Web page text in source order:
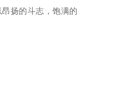
扬的斗志，饱满的